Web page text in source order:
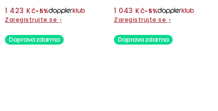
1 423 Kč−5%
Zaregistrujte se ›
1 043 Kč−5%
Zaregistrujte se ›
Doprava zdarma Doprava zdarma